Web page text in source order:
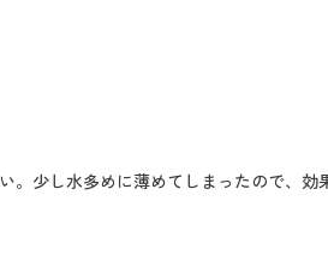
少し水多めに薄めてしまったので、効